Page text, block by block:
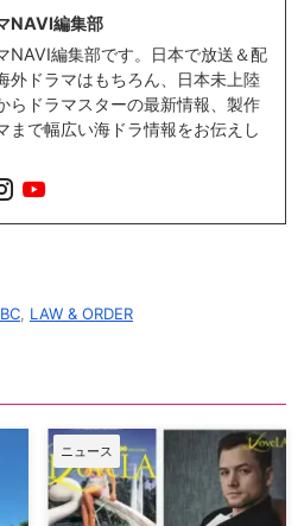
NAVI編集部
NAVI編集部です。日本で放送＆配
外ドラマはもちろん、日本未上陸
らドラマスターの最新情報、製作
まで幅広い海ドラ情報をお伝えし
LAW & ORDER
ニュース